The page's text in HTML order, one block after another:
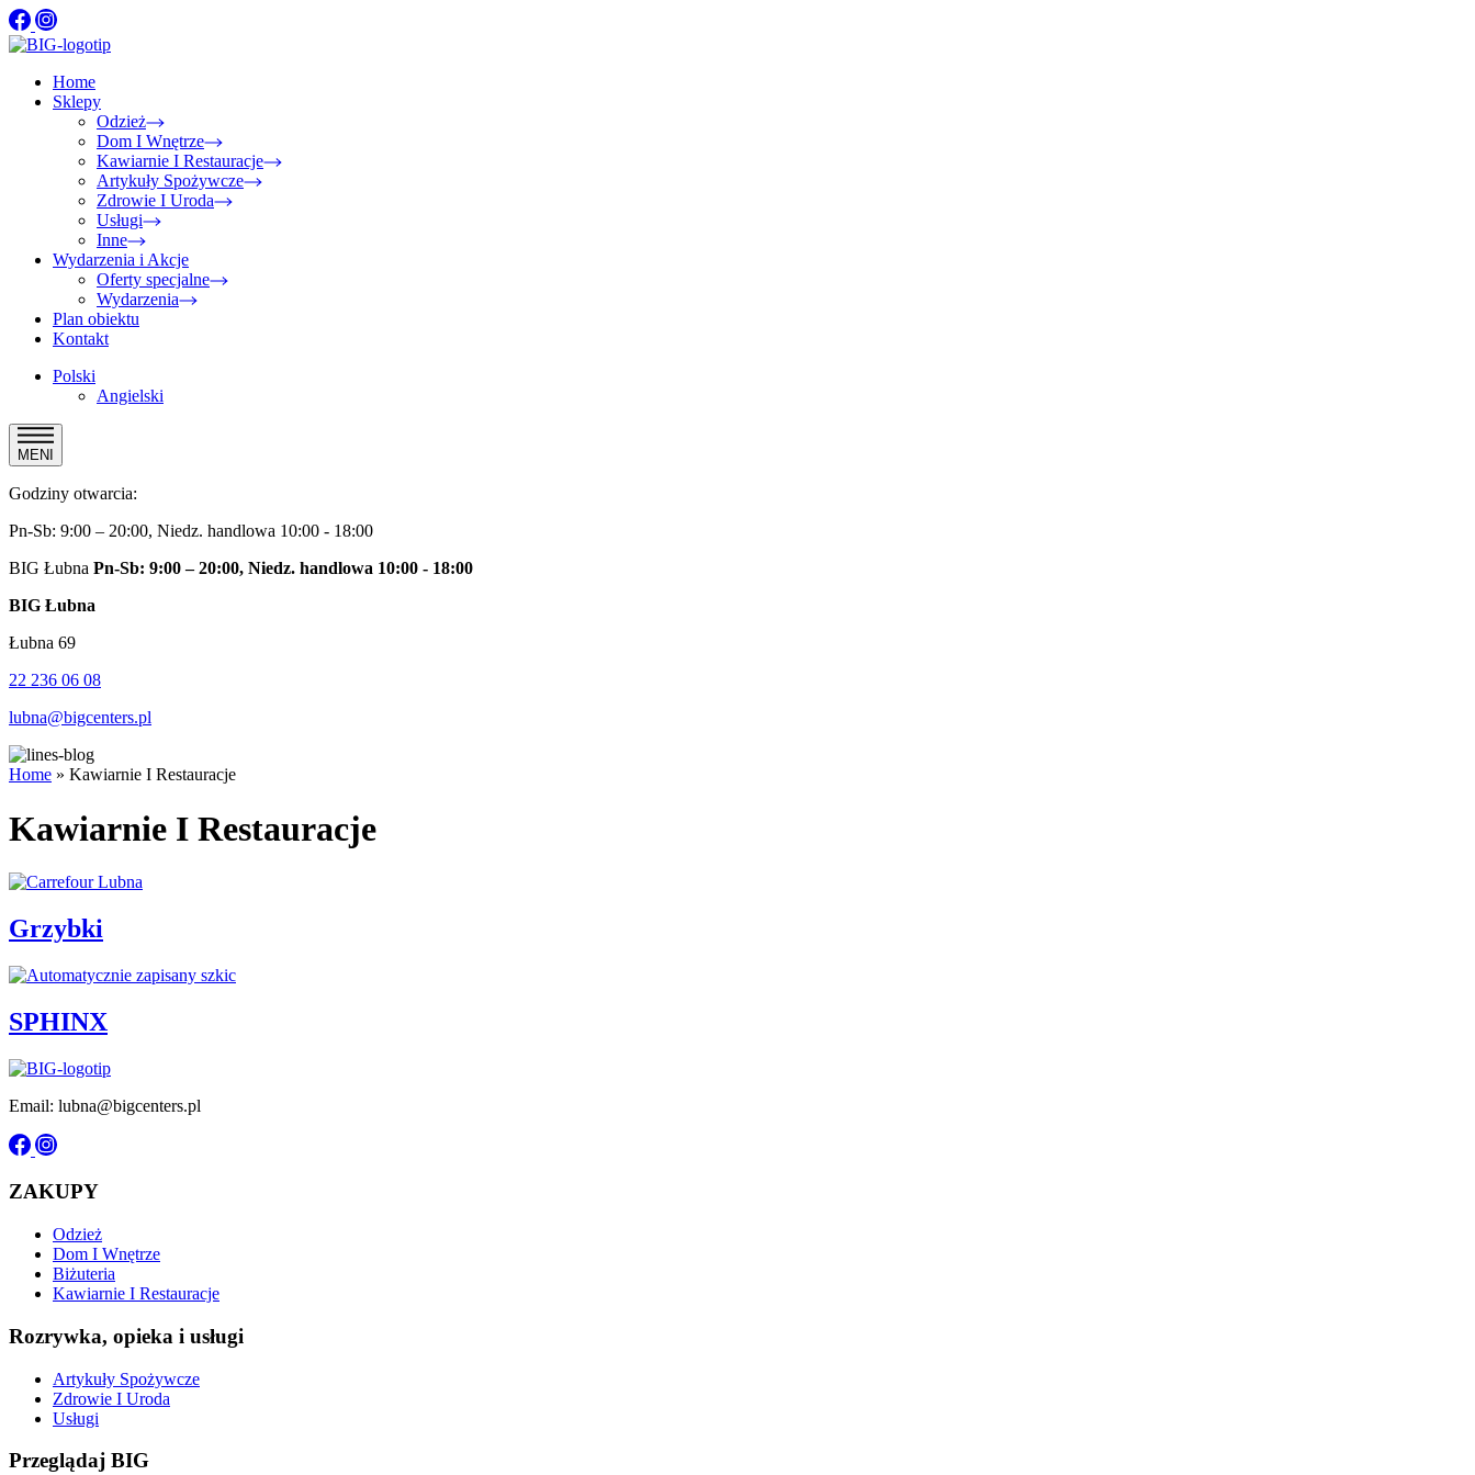
Home
Sklepy
Odzież
Dom I Wnętrze
Kawiarnie I Restauracje
Artykuły Spożywcze
Zdrowie I Uroda
Usługi
Inne
Wydarzenia i Akcje
Oferty specjalne
Wydarzenia
Plan obiektu
Kontakt
Polski
Angielski
MENI
Godziny otwarcia:
Pn-Sb: 9:00 – 20:00, Niedz. handlowa 10:00 - 18:00
BIG Łubna Pn-Sb: 9:00 – 20:00, Niedz. handlowa 10:00 - 18:00
BIG Łubna
Łubna 69
22 236 06 08
lubna@bigcenters.pl
Home » Kawiarnie I Restauracje
Kawiarnie I Restauracje
Grzybki
SPHINX
Email: lubna@bigcenters.pl
ZAKUPY
Odzież
Dom I Wnętrze
Biżuteria
Kawiarnie I Restauracje
Rozrywka, opieka i usługi
Artykuły Spożywcze
Zdrowie I Uroda
Usługi
Przeglądaj BIG